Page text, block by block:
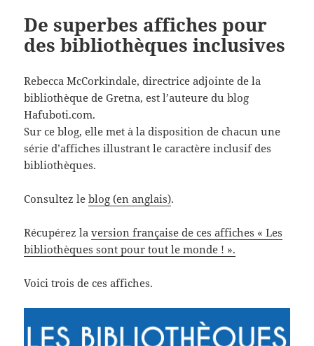
De superbes affiches pour
des bibliothèques inclusives
Rebecca McCorkindale, directrice adjointe de la
bibliothèque de Gretna, est l’auteure du blog
Hafuboti.com.
Sur ce blog, elle met à la disposition de chacun une
série d’affiches illustrant le caractère inclusif des
bibliothèques.
Consultez leblog (en anglais).
Récupérez laversion française de ces affiches « Les
bibliothèques sont pour tout le monde ! ».
Voici trois de ces affiches.